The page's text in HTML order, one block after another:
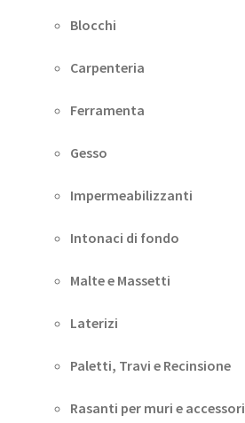
Blocchi
Carpenteria
Ferramenta
Gesso
Impermeabilizzanti
Intonaci di fondo
Malte e Massetti
Laterizi
Paletti, Travi e Recinsione
Rasanti per muri e accessori